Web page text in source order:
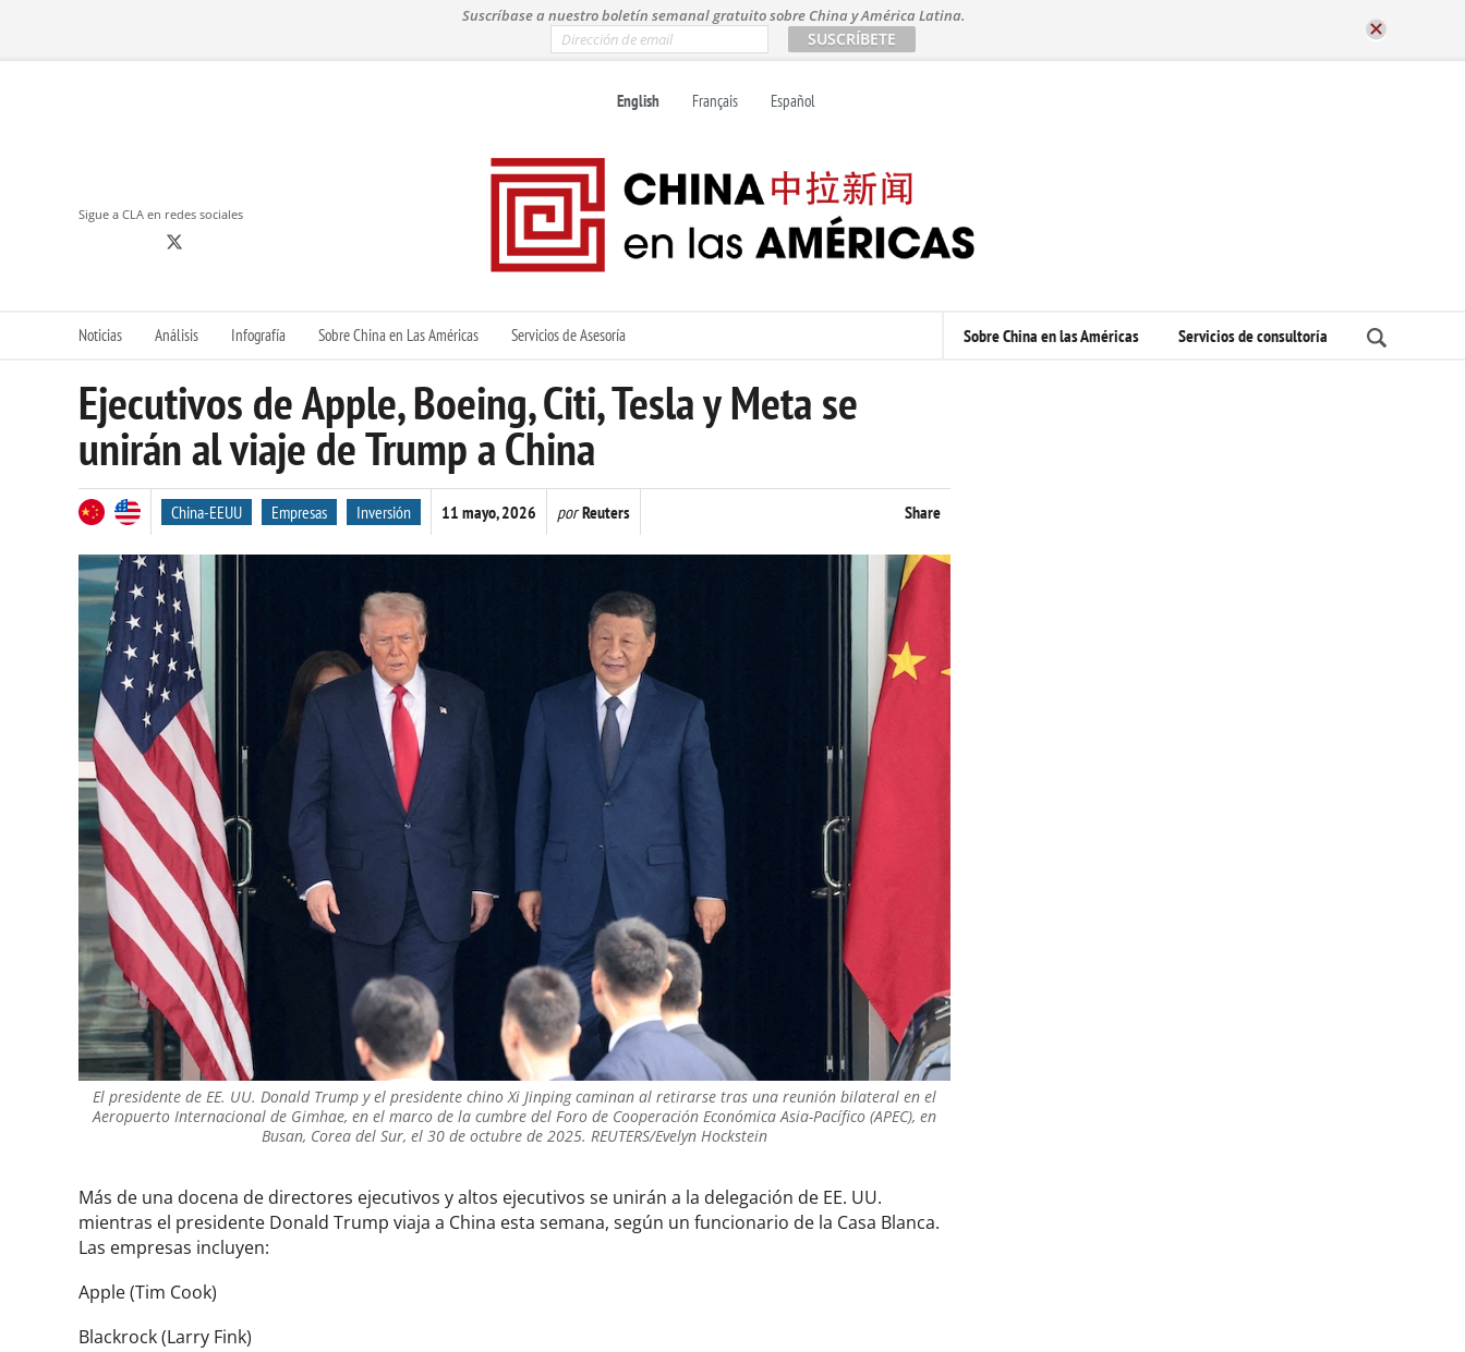
i
Suscríbase a nuestro boletín semanal gratuito sobre China y América Latina.
m
English Français Español
Sigue a CLA en redes sociales
Noticias Análisis Infografía Sobre China en Las Américas Servicios de Asesoría Sobre China en las Américas Servicios de consultoría
Ejecutivos de Apple, Boeing, Citi, Tesla y Meta se
unirán al viaje de Trump a China
China-EEUU Empresas Inversión 11 mayo, 2026 porReuters Share
El presidente de EE. UU. Donald Trump y el presidente chino Xi Jinping caminan al retirarse tras una reunión bilateral en el
Aeropuerto Internacional de Gimhae, en el marco de la cumbre del Foro de Cooperación Económica Asia-Pacífico (APEC), en
Busan, Corea del Sur, el 30 de octubre de 2025. REUTERS/Evelyn Hockstein
Más de una docena de directores ejecutivos y altos ejecutivos se unirán a la delegación de EE. UU.
mientras el presidente Donald Trump viaja a China esta semana, según un funcionario de la Casa Blanca.
Las empresas incluyen:
Apple (Tim Cook)
Blackrock (Larry Fink)